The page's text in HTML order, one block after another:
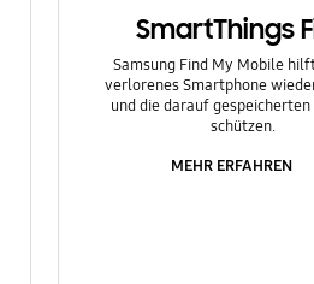
SmartThings
Samsung Find My Mobile
verlorenes Smartphone
und die darauf
schützen.
MEHR ERFAHREN